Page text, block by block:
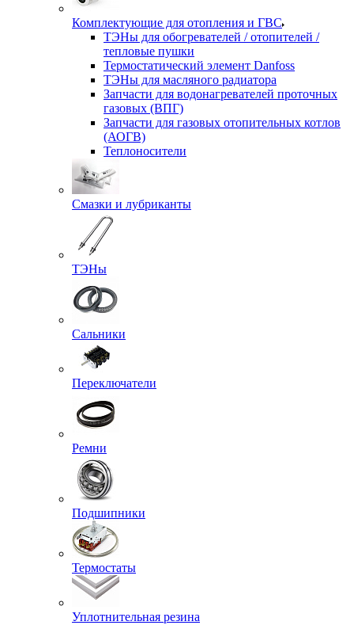
Комплектующие для отопления и ГВС
ТЭНы для обогревателей / отопителей /
тепловые пушки
Термостатический элемент Danfoss
ТЭНы для масляного радиатора
Запчасти для водонагревателей проточных
газовых (ВПГ)
Запчасти для газовых отопительных котлов
(АОГВ)
Теплоносители
Смазки и лубриканты
ТЭНы
Сальники
Переключатели
Ремни
Подшипники
Термостаты
Уплотнительная резина